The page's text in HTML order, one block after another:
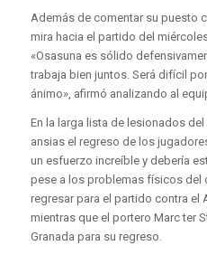
Además de comentar su puesto
mira hacia el partido del
«Osasuna es sólido
trabaja bien juntos. Será difícil
ánimo», afirmó analizando al
En la larga lista de lesionados
ansias el regreso de los
un esfuerzo increíble y debería
pese a los problemas físicos del
regresar para el partido contra el
mientras que el portero Marc ter
Granada para su regreso.